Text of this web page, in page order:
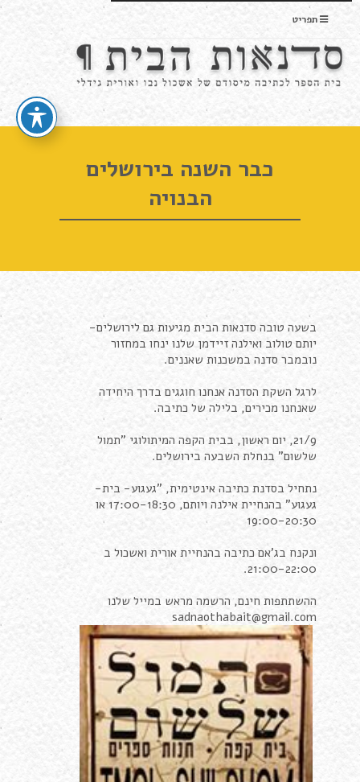
תפריט
כבר השנה בירושלים
הבנויה
בשעה טובה סדנאות הבית מגיעות גם לירושלים-
יותם טולוב ואילנה זיידמן שלנו ינחו במחזור
נובמבר סדנה במשכנות שאננים.
לרגל השקת הסדנה אנחנו חוגגים בדרך היחידה
שאנחנו מכירים, בלילה של כתיבה.
21/9, יום ראשון, בבית הקפה המיתולוגי "תמול
שלשום" בנחלת השבעה בירושלים.
נתחיל בסדנת כתיבה אינטימית, "געגוע- בית-
געגוע" בהנחיית אילנה ויותם, 17:00-18:30 או
19:00-20:30
ונקנח בג'אם כתיבה בהנחיית אורית ואשכול ב
21:00-22:00.
ההשתתפות חינם, הרשמה מראש במייל שלנו
sadnaothabait@gmail.com